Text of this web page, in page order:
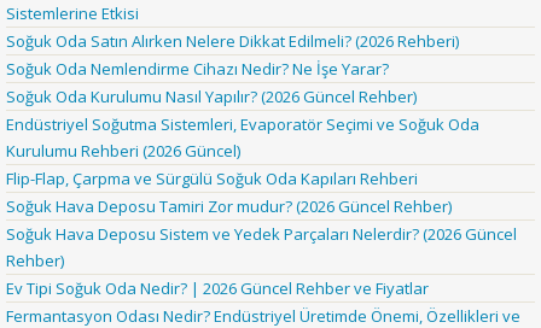
Sistemlerine Etkisi
Soğuk Oda Satın Alırken Nelere Dikkat Edilmeli? (2026 Rehberi)
Soğuk Oda Nemlendirme Cihazı Nedir? Ne İşe Yarar?
Soğuk Oda Kurulumu Nasıl Yapılır? (2026 Güncel Rehber)
Endüstriyel Soğutma Sistemleri, Evaporatör Seçimi ve Soğuk Oda
Kurulumu Rehberi (2026 Güncel)
Flip-Flap, Çarpma ve Sürgülü Soğuk Oda Kapıları Rehberi
Soğuk Hava Deposu Tamiri Zor mudur? (2026 Güncel Rehber)
Soğuk Hava Deposu Sistem ve Yedek Parçaları Nelerdir? (2026 Güncel
Rehber)
Ev Tipi Soğuk Oda Nedir? | 2026 Güncel Rehber ve Fiyatlar
Fermantasyon Odası Nedir? Endüstriyel Üretimde Önemi, Özellikleri ve